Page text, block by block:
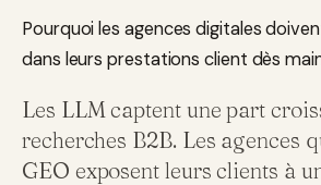
Pourquoi les agences digitales
dans leurs prestations client dès
Les LLM captent une part
recherches B2B. Les agences
GEO exposent leurs clients à